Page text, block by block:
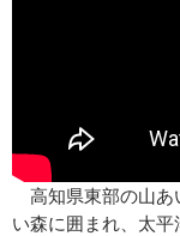
高知県東部の山あ
い森に囲まれ、太